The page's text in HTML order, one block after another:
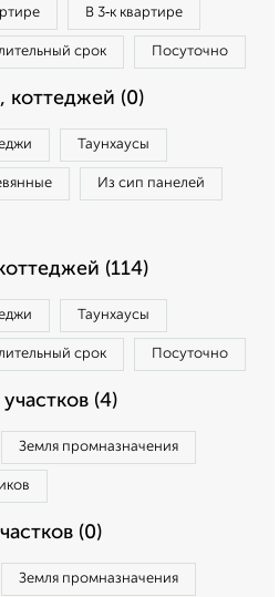
В 3‑к квартире
срок Посуточно
коттеджей (0)
Таунхаусы
Из сип панелей
(114)
Таунхаусы
срок Посуточно
(4)
Земля промназначения
(0)
Земля промназначения